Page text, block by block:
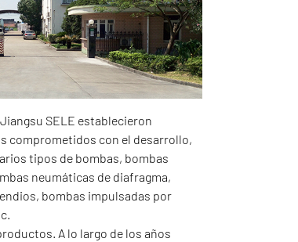
SELE establecieron
comprometidos con el desarrollo,
tipos de bombas, bombas
neumáticas de diafragma,
bombas impulsadas por
A lo largo de los años